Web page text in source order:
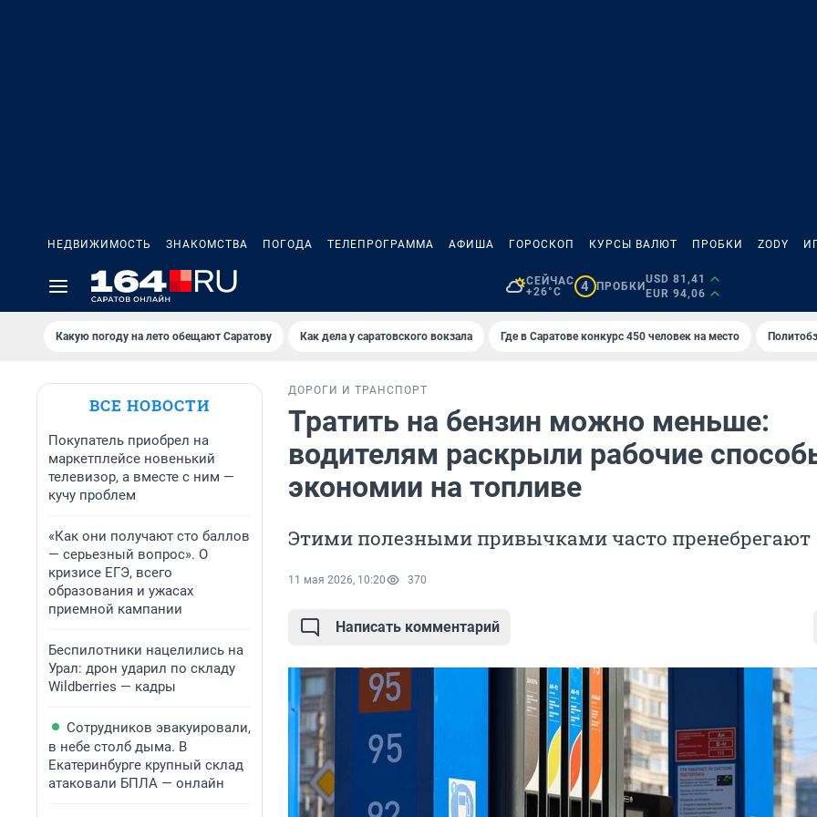
НЕДВИЖИМОСТЬ ЗНАКОМСТВА ПОГОДА ТЕЛЕПРОГРАММА АФИША ГОРОСКОП КУРСЫ ВАЛЮТ ПРОБКИ ZODY
СЕЙЧАС
+26°C
4 ПРОБКИ
USD 81,41
EUR 94,06
Какую погоду на лето обещают Саратову Как дела у саратовского вокзала Где в Саратове конкурс 450 человек на место
ВСЕ НОВОСТИ
Покупатель приобрел на
маркетплейсе новенький
телевизор, а вместе с ним —
кучу проблем
«Как они получают сто баллов
— серьезный вопрос». О
кризисе ЕГЭ, всего
образования и ужасах
приемной кампании
Беспилотники нацелились на
Урал: дрон ударил по складу
Wildberries — кадры
Сотрудников эвакуировали,
в небе столб дыма. В
Екатеринбурге крупный склад
атаковали БПЛА — онлайн
ДОРОГИ И ТРАНСПОРТ
Тратить на бензин можно меньше:
водителям раскрыли рабочие
экономии на топливе
Этими полезными привычками часто пренебрегают
11 мая 2026, 10:20 370
Написать комментарий